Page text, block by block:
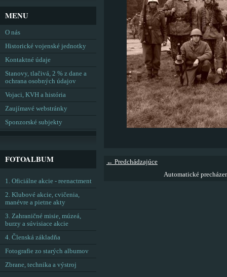
← Predchádzajúce
Automatické
MENU
O nás
Historické vojenské jednotky
Kontaktné údaje
Stanovy, tlačivá, 2 % z dane a
ochrana osobných údajov
Vojaci, KVH a história
Zaujímavé webstránky
Sponzorské subjekty
FOTOALBUM
1. Oficiálne akcie - reenactment
2. Klubové akcie, cvičenia,
manévre a pietne akty
3. Zahraničné misie, múzeá,
burzy a súvisiace akcie
4. Členská základňa
Fotografie zo starých albumov
Zbrane, technika a výstroj